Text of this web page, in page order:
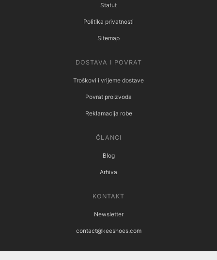
Statut
Politika privatnosti
Sitemap
DOSTAVA I POVRAT
Troškovi i vrijeme dostave
Povrat proizvoda
Reklamacija robe
ČLANCI
Blog
Arhiva
KONTAKT
Newsletter
contact@keeshoes.com